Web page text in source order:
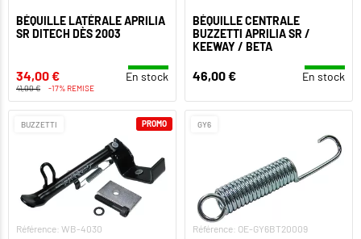
BÉQUILLE LATÉRALE APRILIA
SR DITECH DÈS 2003
34,00 € En stock
41,00 € -17% REMISE
BÉQUILLE CENTRALE
BUZZETTI APRILIA SR /
KEEWAY / BETA
46,00 € En stock
BUZZETTI
Référence: WB-4030
PROMO GY6
Référence: OE-GY6BT20009